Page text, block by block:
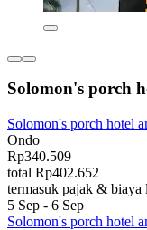
Solomon's porch
Solomon's porch hotel
Ondo
Rp340.509
total Rp402.652
termasuk pajak & biaya
5 Sep - 6 Sep
Solomon's porch hotel